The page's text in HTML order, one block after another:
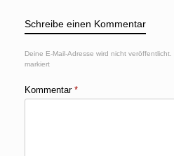
Schreibe einen Kommentar
Deine E-Mail-Adresse wird nicht veröffentlicht.
markiert
Kommentar *